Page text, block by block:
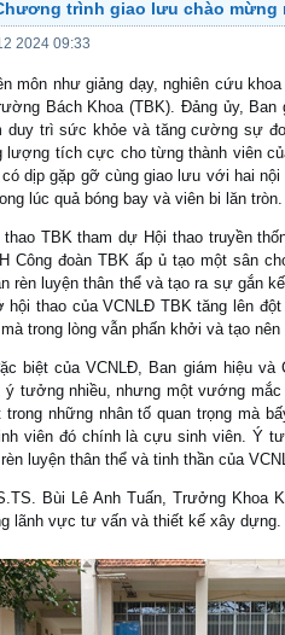
trình giao lưu chào mừng
2024 09:33
môn như giảng dạy, nghiên cứu
Bách Khoa (TBK). Đảng ủy, Ban
duy trì sức khỏe và tăng cường sự
lượng tích cực cho từng thành viên
dịp gặp gỡ cùng giao lưu với hai
lúc quả bóng bay và viên bi lăn tròn.
TBK tham dự Hội thao truyền
Công đoàn TBK ấp ủ tạo một sân
rèn luyện thân thể và tạo ra sự gắn
thao của VCNLĐ TBK tăng lên
trong lòng vẫn phấn khởi và tạo
biệt của VCNLĐ, Ban giám hiệu
tưởng nhiều, nhưng một vướng
những nhân tố quan trọng mà
viên đó chính là cựu sinh viên. Ý
luyện thân thể và tinh thần của
Bùi Lê Anh Tuấn, Trưởng Khoa
lãnh vực tư vấn và thiết kế xây dựng.